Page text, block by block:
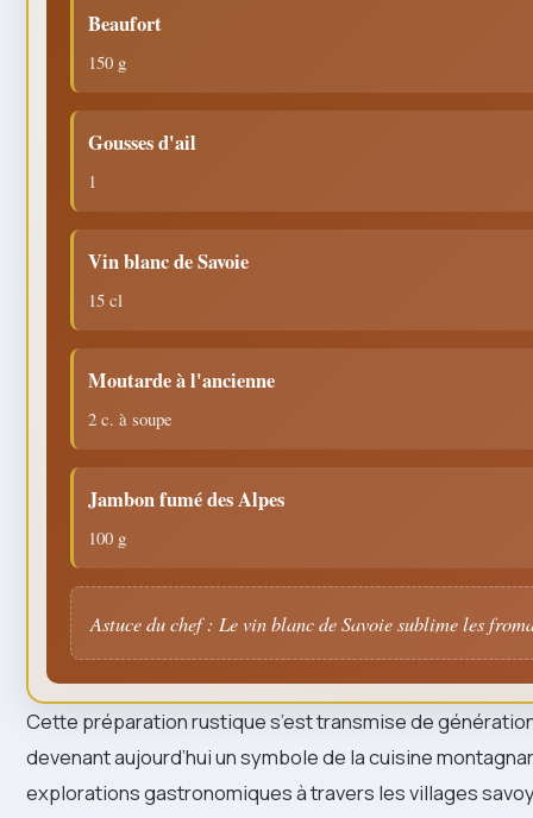
Beaufort
150 g
Gousses d'ail
1
Vin blanc de Savoie
15 cl
Moutarde à l'ancienne
2 c. à soupe
Jambon fumé des Alpes
100 g
Astuce du chef : Le vin blanc de Savoie sublime les
Cette préparation rustique s’est transmise de
devenant aujourd’hui un symbole de la cuisine
explorations gastronomiques à travers les villages